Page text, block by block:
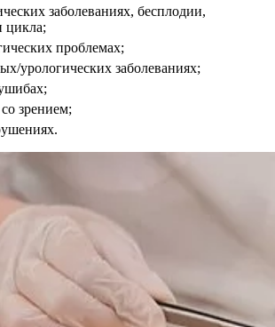
заболеваниях, бесплодии,
цикла;
проблемах;
урологических заболеваниях;
зрением;